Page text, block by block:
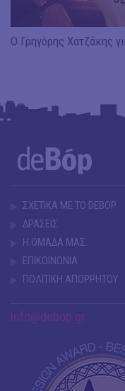
Ο Γρηγόρης Χατζάκης
ΣΧΕΤΙΚΑ ΜΕ ΤΟ DEBOP
ΔΡΑΣΕΙΣ
Η ΟΜΑΔΑ ΜΑΣ
ΕΠΙΚΟΙΝΩΝΙΑ
ΠΟΛΙΤΙΚΗ ΑΠΟΡΡΗΤΟΥ
info@debop.gr